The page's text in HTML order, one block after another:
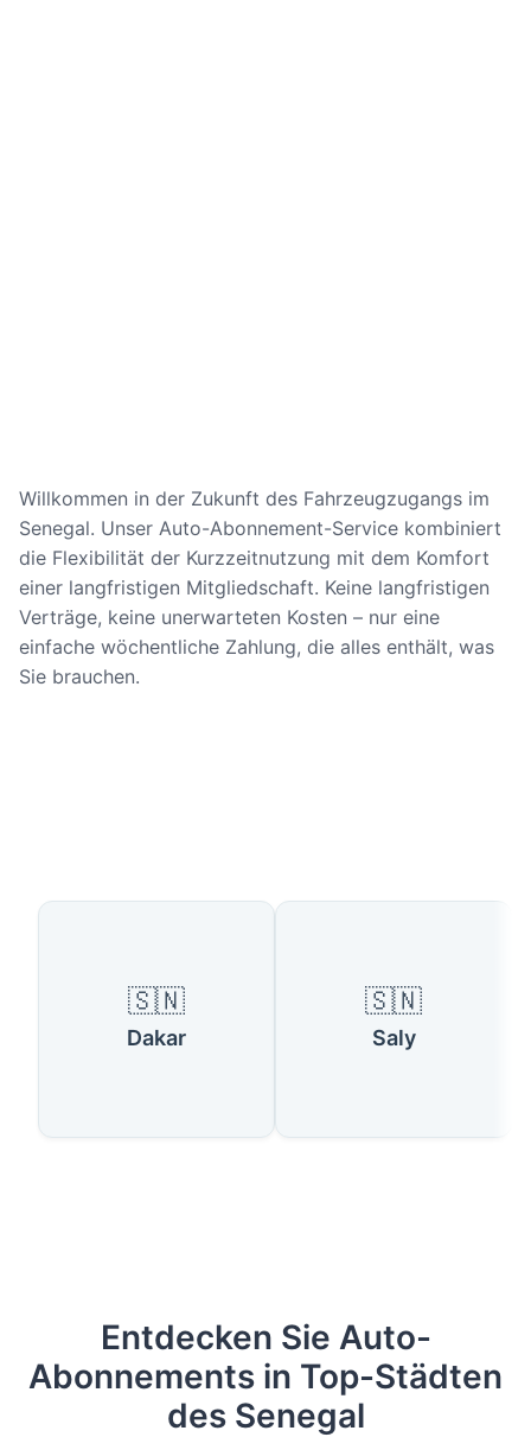
Willkommen in der Zukunft des Fahrzeugzugangs im
Senegal. Unser Auto-Abonnement-Service kombiniert
die Flexibilität der Kurzzeitnutzung mit dem Komfort
einer langfristigen Mitgliedschaft. Keine langfristigen
Verträge, keine unerwarteten Kosten – nur eine
einfache wöchentliche Zahlung, die alles enthält, was
Sie brauchen.
Verfügbare Länder
🇸🇳
Dakar
🇸🇳
Saly
Entdecken Sie Auto-
Abonnements in Top-Städten
des Senegal